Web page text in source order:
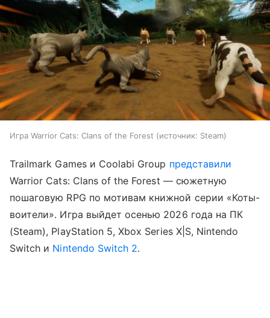
Игра Warrior Cats: Clans of the Forest источник: Steam
Trailmark Games и Coolabi Group представили
Warrior Cats: Clans of the Forest — сюжетную
пошаговую RPG по мотивам книжной серии «Коты-
воители». Игра выйдет осенью 2026 года на ПК
(Steam), PlayStation 5, Xbox Series X|S, Nintendo
Switch и Nintendo Switch 2.